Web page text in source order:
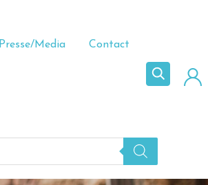
Presse/Media Contact